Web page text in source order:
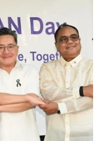
huy động
Nam
môn về
thuận kết quả
Mặt Trời Trung
thiết kế.